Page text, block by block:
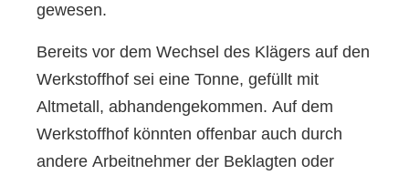
gewesen.
Bereits vor dem Wechsel des Klägers auf den
Werkstoffhof sei eine Tonne, gefüllt mit
Altmetall, abhandengekommen. Auf dem
Werkstoffhof könnten offenbar auch durch
andere Arbeitnehmer der Beklagten oder